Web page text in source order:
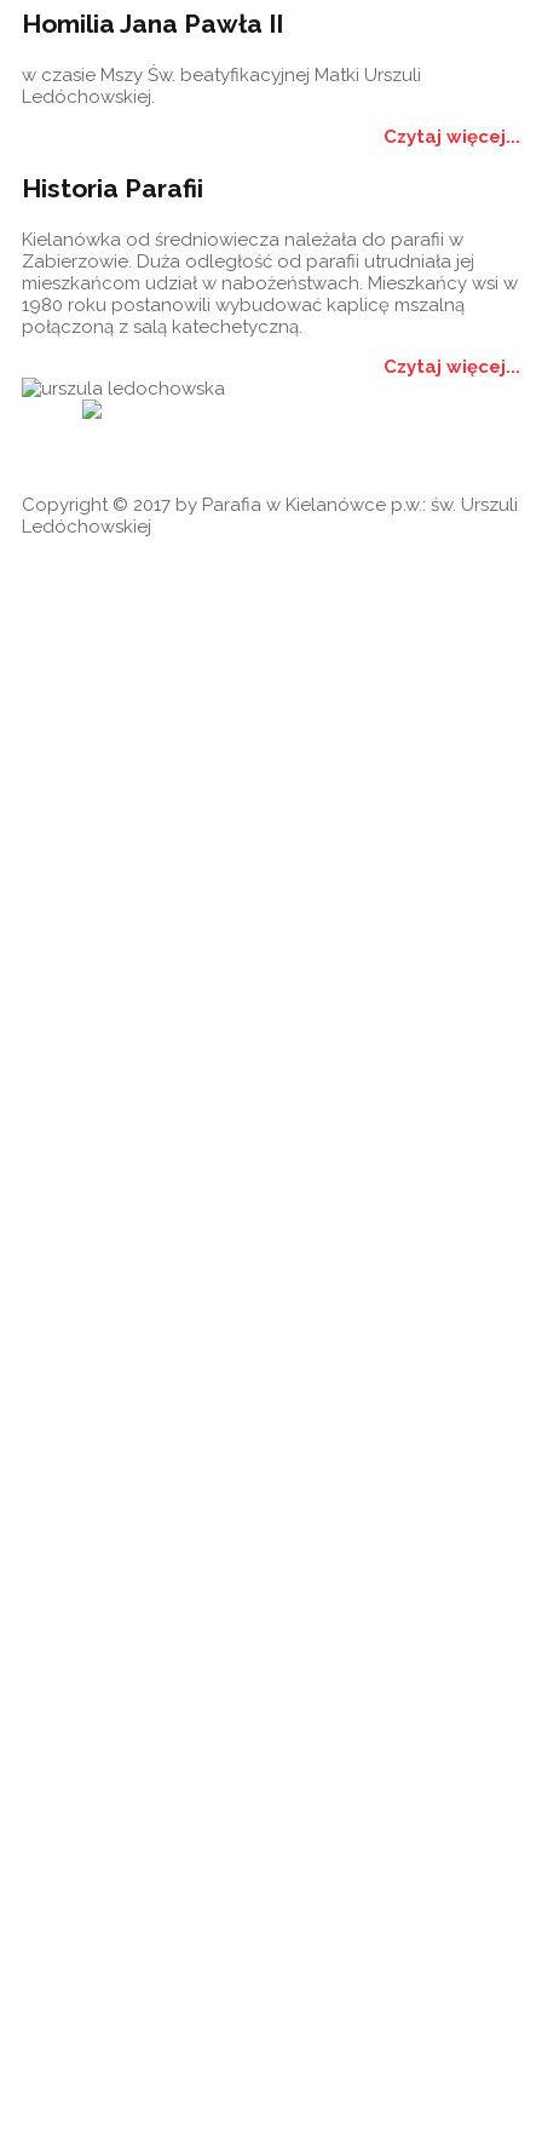
Homilia Jana Pawła II
w czasie Mszy Św. beatyfikacyjnej Matki Urszuli
Ledóchowskiej.
Czytaj więcej...
Historia Parafii
Kielanówka od średniowiecza należała do parafii w
Zabierzowie. Duża odległość od parafii utrudniała jej
mieszkańcom udział w nabożeństwach. Mieszkańcy wsi w
1980 roku postanowili wybudować kaplicę mszalną
połączoną z salą katechetyczną.
Czytaj więcej...
Copyright © 2017 by Parafia w Kielanówce p.w.: św. Urszuli
Ledóchowskiej